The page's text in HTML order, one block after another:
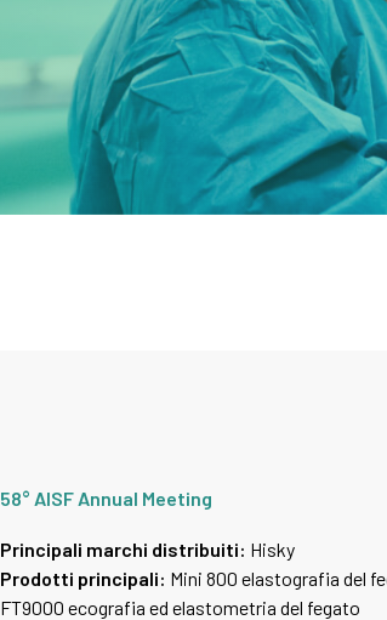
58° AISF Annual Meeting
Principali marchi distribuiti: Hisky
Prodotti principali: Mini 800 elastografia del
FT9000 ecografia ed elastometria del fegato